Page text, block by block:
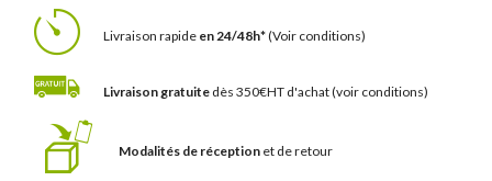
Livraison rapide en 24/48h*(Voir conditions)
Livraison gratuite dès 350€HT d'achat(voir conditions)
Modalités de réception et de retour